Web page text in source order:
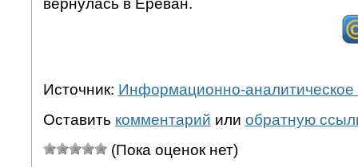
Источник: Информационно-аналитическое
Оставить комментарий или обратную
(Пока оценок нет)